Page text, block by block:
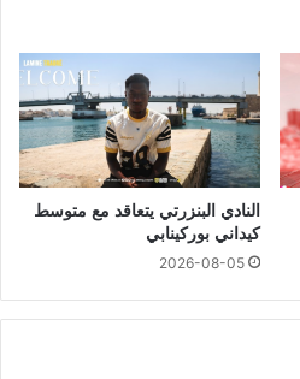
النادي البنزرتي يتعاقد مع متوسط
كيداني بوركينابي
2026-08-05